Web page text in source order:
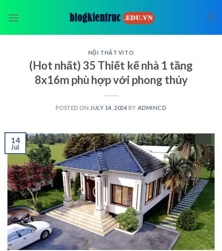
NỘI THẤT VITO
(Hot nhất) 35 Thiết kế nhà 1 tầng
8x16m phù hợp với phong thủy
POSTED ON JULY 14, 2024 BY ADMINCD
14
Jul